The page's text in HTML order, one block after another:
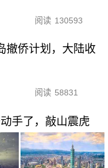
阅读 130593
撤侨计划，​大陆收
阅读 58831
手了，敲山震虎